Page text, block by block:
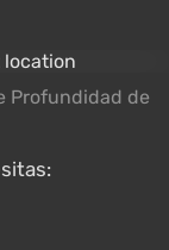
Profundidad de